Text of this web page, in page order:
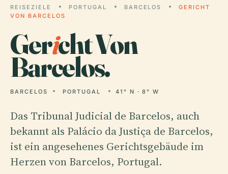
REISEZIELE PORTUGAL BARCELOS
GERICHT
VON BARCELOS
Gericht Von
Barcelos.
BARCELOS PORTUGAL 41° N · 8° W
Das Tribunal Judicial de Barcelos, auch
bekannt als Palácio da Justiça de Barcelos,
ist ein angesehenes Gerichtsgebäude im
Herzen von Barcelos, Portugal.